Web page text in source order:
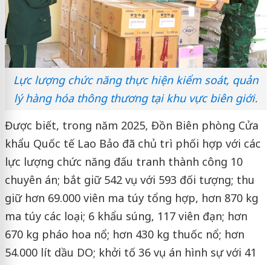
Lực lượng chức năng thực hiện kiểm soát, quản
lý hàng hóa thông thương tại khu vực biên giới.
Được biết, trong năm 2025, Đồn Biên phòng Cửa
khẩu Quốc tế Lao Bảo đã chủ trì phối hợp với các
lực lượng chức năng đấu tranh thành công 10
chuyên án; bắt giữ 542 vụ với 593 đối tượng; thu
giữ hơn 69.000 viên ma túy tổng hợp, hơn 870 kg
ma túy các loại; 6 khẩu súng, 117 viên đạn; hơn
670 kg pháo hoa nổ; hơn 430 kg thuốc nổ; hơn
54.000 lít dầu DO; khởi tố 36 vụ án hình sự với 41